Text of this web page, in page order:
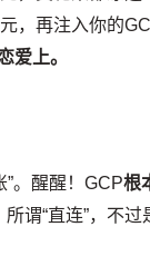
，再注入你的
爱上。
”。醒醒！GCP根
谓“直连”，不过